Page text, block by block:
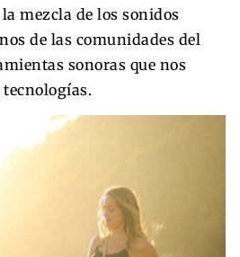
mezcla de los sonidos
de las comunidades del
sonoras que nos